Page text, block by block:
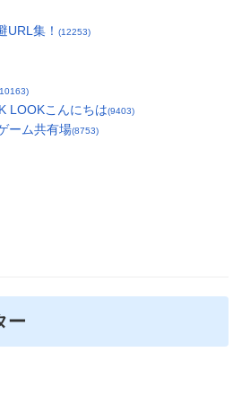
URL集！ (12253)
LOOKこんにちは(9403)
ーム共有場(8753)
ー